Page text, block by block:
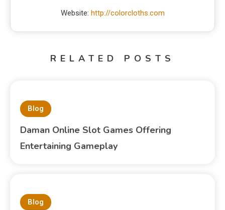
Website: http://colorcloths.com
RELATED POSTS
Blog
Daman Online Slot Games Offering
Entertaining Gameplay
Blog